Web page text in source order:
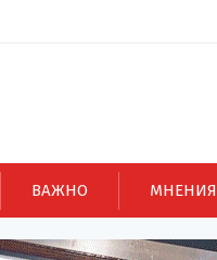
ВАЖНО МНЕНИЯ